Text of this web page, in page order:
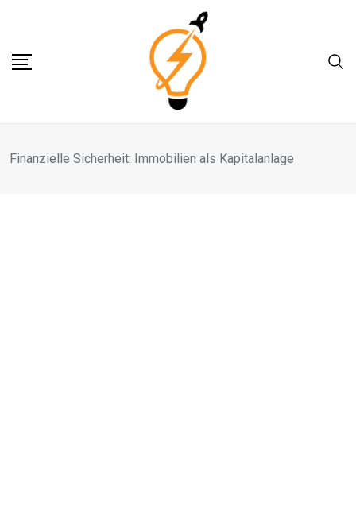
content
Finanzielle Sicherheit: Immobilien als Kapitalanlage